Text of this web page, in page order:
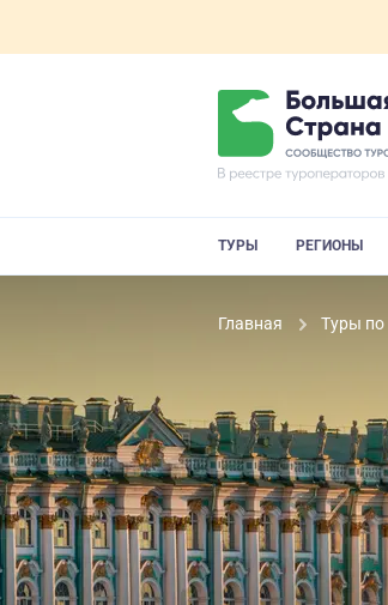
ТУРЫ РЕГИОНЫ
Главная Туры по